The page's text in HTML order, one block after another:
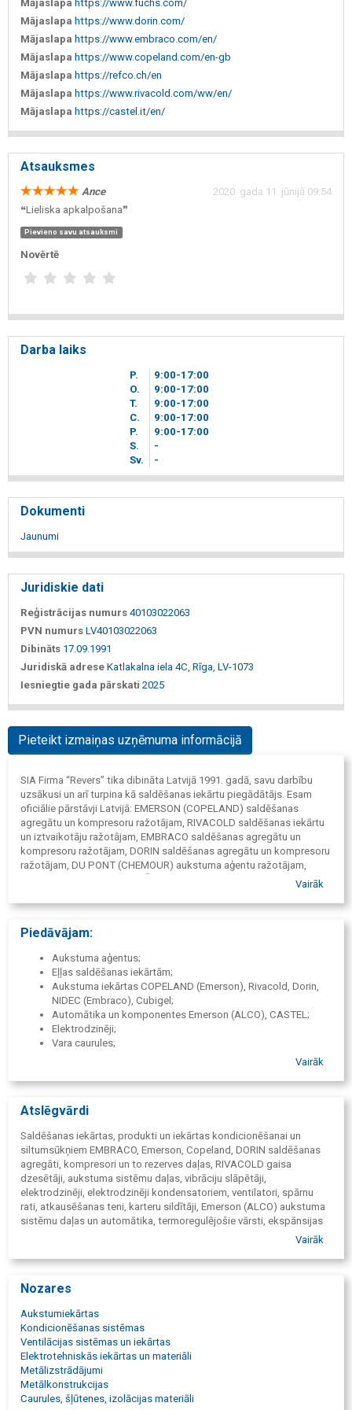
Mājaslapa https://www.fuchs.com/
Mājaslapa https://www.dorin.com/
Mājaslapa https://www.embraco.com/en/
Mājaslapa https://www.copeland.com/en-gb
Mājaslapa https://refco.ch/en
Mājaslapa https://www.rivacold.com/ww/en/
Mājaslapa https://castel.it/en/
Atsauksmes
Ance
2020. gada 11. jūnijā 09:54
❝Lieliska apkalpošana❞
Pievieno savu atsauksmi
Novērtē
Darba laiks
P. 9 00-17 00
O.
9 00-17 00
T.
9 00-17 00
C.
9 00-17 00
P.
9 00-17 00
S.
-
Sv.
-
Dokumenti
Jaunumi
Juridiskie dati
Reģistrācijas numurs 40103022063
PVN numurs LV40103022063
Dibināts 17.09.1991
Juridiskā adrese Katlakalna iela 4C, Rīga, LV-1073
Iesniegtie gada pārskati 2025
Pieteikt izmaiņas uzņēmuma informācijā
SIA Firma “Revers” tika dibināta Latvijā 1991. gadā, savu darbību
uzsākusi un arī turpina kā saldēšanas iekārtu piegādātājs. Esam
oficiālie pārstāvji Latvijā: EMERSON (COPELAND) saldēšanas
agregātu un kompresoru ražotājam, RIVACOLD saldēšanas iekārtu
un iztvaikotāju ražotājam, EMBRACO saldēšanas agregātu un
kompresoru ražotājam, DORIN saldēšanas agregātu un kompresoru
ražotājam, DU PONT (CHEMOUR) aukstuma aģentu ražotājam,
REFCO MANUFACTURING (Šveice) instrumentu ražotājam. Mēs
aģentus, freonus), eļļas, saldēšanas un atdzesēšanas iekārtas,
visu nepieciešamu montāžai un uzstādīšanai. Varam piedāvāt
dažādu saldēšanas sistēmu aprēķinus un profesionālās
konsultācijas atbilstošo iekārtu piemeklēšanā. Uzņēmuma
speciālisti labi orientējas dažādu ražotāju produkcijas klāstos un ir
vienmēr gatavi jums palīdzēt atrast risinājumu un piedāvāt
atbilstošo jūsu pieprasījumam.
Vairāk
Piedāvājam:
Aukstuma aģentus;
Eļļas saldēšanas iekārtām;
Aukstuma iekārtas COPELAND (Emerson), Rivacold, Dorin,
NIDEC (Embraco), Cubigel;
Automātika un komponentes Emerson (ALCO), CASTEL;
Elektrodzinēji;
Vara caurules;
Servisa aprīkojums, instrumenti un piederumi;
Lodalvas;
Filtri;
Servisa filtri;
Kapilārās caurules;
Vibrāciju slāpētāji;
RECTORSEAL speciālie ķīmiskie produkti.
Vairāk
Atslēgvārdi
Saldēšanas iekārtas, produkti un iekārtas kondicionēšanai un
siltumsūkņiem EMBRACO, Emerson, Copeland, DORIN saldēšanas
agregāti, kompresori un to rezerves daļas, RIVACOLD gaisa
dzesētāji, aukstuma sistēmu daļas, vibrāciju slāpētāji,
elektrodzinēji, elektrodzinēji kondensatoriem, ventilatori, spārnu
rati, atkausēšanas teni, karteru sildītāji, Emerson (ALCO) aukstuma
sistēmu daļas un automātika, termoregulējošie vārsti, ekspānsijas
vārsti, filtri, servisa filtri, presostāti, kartridži filtriem, iesūknēšanas
elektroniskie, lodveida vārsti un ventiļi, solenoida vārsti un ventiļi,
eļļas atdalītāji, REFCO servisa iekārtas un instrumenti, termostati,
elektroniskie svari, servisa ventiļi, piekļuves ventiļi un vārsti,
elektroniskie termometri, piekļuves pārejas, kapilārās caurules,
noplūžu diagnostikas ierīces, elektroniskie noplūžu noteicēji,
noplūdes meklētājs, manifoldi, šļūtenes, manometri,
aukstumtehnikas instrumenti, valcēšanas instrumenti, cauruļu
liecēji, hermētiķi, hermetizējošie līdzekļi, vakuumsūkņi,
atsūknēšanas iekārtas, freona atsūknēšanas iekārtas, aukstuma
Vairāk
Nozares
Aukstumiekārtas
Kondicionēšanas sistēmas
Ventilācijas sistēmas un iekārtas
Elektrotehniskās iekārtas un materiāli
Metālizstrādājumi
Metālkonstrukcijas
Caurules, šļūtenes, izolācijas materiāli